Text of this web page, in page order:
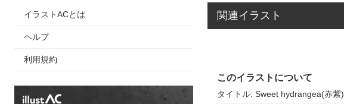
イラストACとは
ヘルプ
利用規約
関連イラスト
このイラストについて
タイトル: Sweet hydrangea(赤紫)